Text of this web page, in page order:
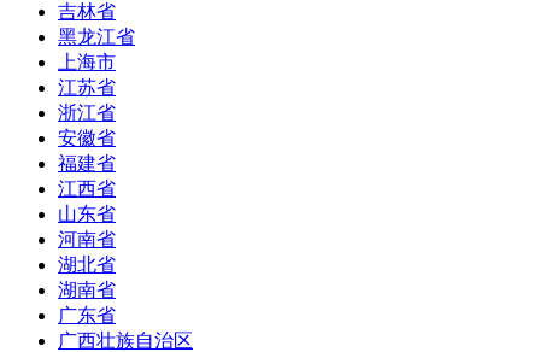
吉林省
黑龙江省
上海市
江苏省
浙江省
安徽省
福建省
江西省
山东省
河南省
湖北省
湖南省
广东省
广西壮族自治区